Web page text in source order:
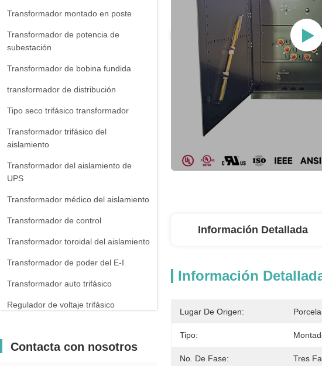
Transformador montado en poste
Transformador de potencia de
subestación
Transformador de bobina fundida
transformador de distribución
Tipo seco trifásico transformador
Transformador trifásico del
aislamiento
Transformador del aislamiento de
UPS
Transformador médico del aislamiento
Transformador de control
Transformador toroidal del aislamiento
Transformador de poder del E-I
Transformador auto trifásico
Regulador de voltaje trifásico
Contacta con nosotros
Información Detallada
Información
Lugar De Origen:
Tipo:
No. De Fase: Tres